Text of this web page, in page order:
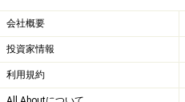
会社概要
投資家情報
利用規約